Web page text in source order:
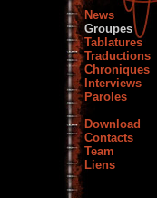
News
Groupes
Tablatures
Traductions
Chroniques
Interviews
Paroles
Download
Contacts
Team
Liens